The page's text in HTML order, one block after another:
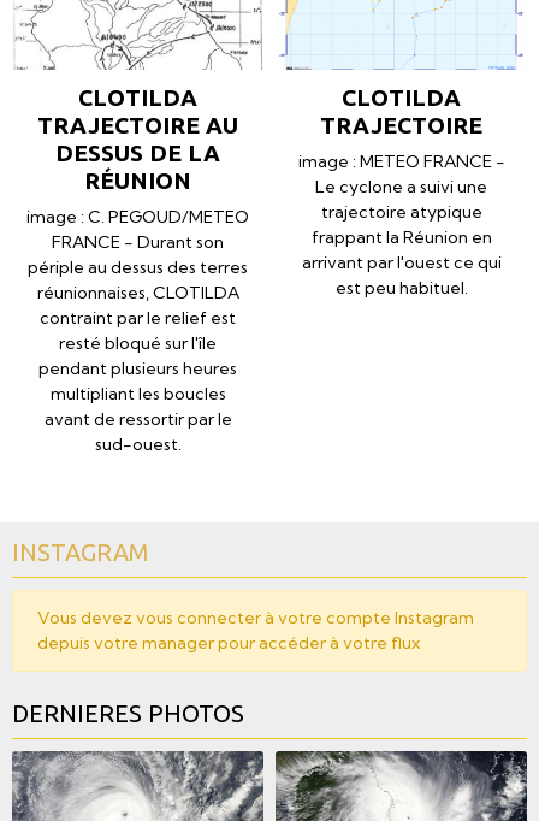
CLOTILDA
TRAJECTOIRE AU
DESSUS DE LA
RÉUNION
image : C. PEGOUD/METEO
FRANCE - Durant son
périple au dessus des terres
réunionnaises, CLOTILDA
contraint par le relief est
resté bloqué sur l'île
pendant plusieurs heures
multipliant les boucles
avant de ressortir par le
sud-ouest.
CLOTILDA
TRAJECTOIRE
image : METEO FRANCE -
Le cyclone a suivi une
trajectoire atypique
frappant la Réunion en
arrivant par l'ouest ce qui
est peu habituel.
INSTAGRAM
Vous devez vous connecter à votre compte Instagram
depuis votre manager pour accéder à votre flux
DERNIERES PHOTOS